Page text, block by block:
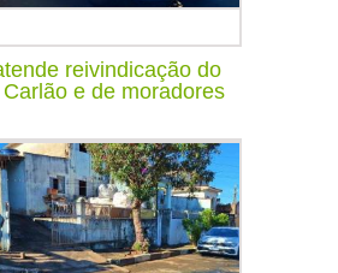
reivindicação do
e de moradores